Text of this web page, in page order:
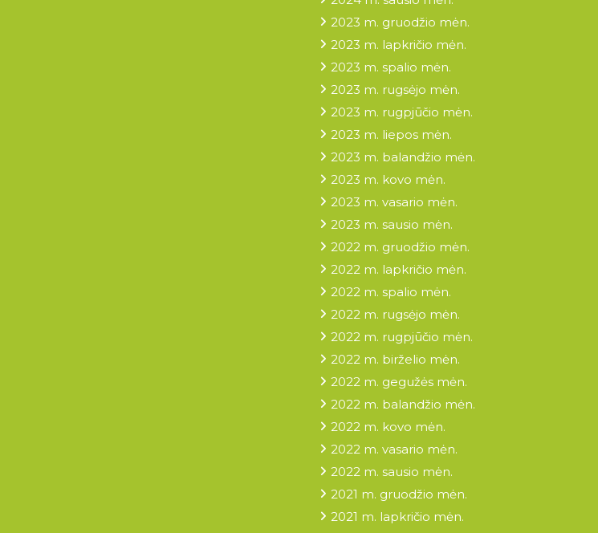
2023 m. gruodžio mėn.
2023 m. lapkričio mėn.
2023 m. spalio mėn.
2023 m. rugsėjo mėn.
2023 m. rugpjūčio mėn.
2023 m. liepos mėn.
2023 m. balandžio mėn.
2023 m. kovo mėn.
2023 m. vasario mėn.
2023 m. sausio mėn.
2022 m. gruodžio mėn.
2022 m. lapkričio mėn.
2022 m. spalio mėn.
2022 m. rugsėjo mėn.
2022 m. rugpjūčio mėn.
2022 m. birželio mėn.
2022 m. gegužės mėn.
2022 m. balandžio mėn.
2022 m. kovo mėn.
2022 m. vasario mėn.
2022 m. sausio mėn.
2021 m. gruodžio mėn.
2021 m. lapkričio mėn.